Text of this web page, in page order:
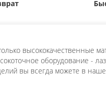
высококачественные
оборудование -
вы всегда можете в